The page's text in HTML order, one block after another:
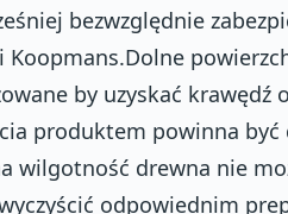
bezwzględnie
by uzyskać krawędź
produktem powinna być
wilgotność drewna nie
odpowiednim